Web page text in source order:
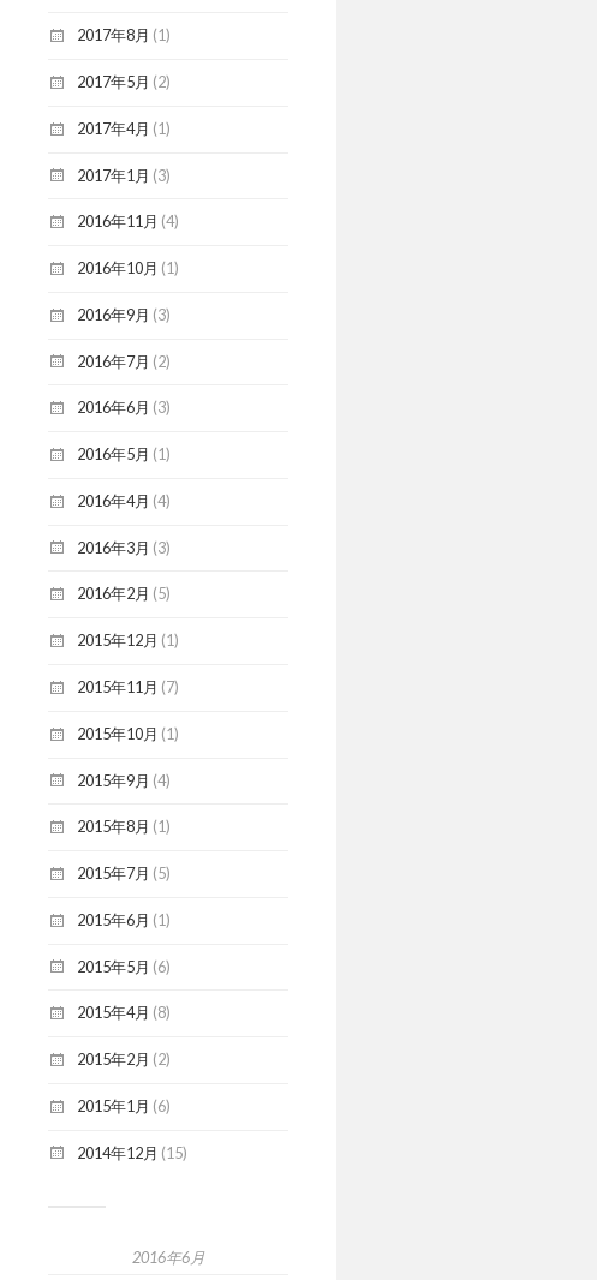
2017年8月 (1)
2017年5月 (2)
2017年4月 (1)
2017年1月 (3)
2016年11月 (4)
2016年10月 (1)
2016年9月 (3)
2016年7月 (2)
2016年6月 (3)
2016年5月 (1)
2016年4月 (4)
2016年3月 (3)
2016年2月 (5)
2015年12月 (1)
2015年11月 (7)
2015年10月 (1)
2015年9月 (4)
2015年8月 (1)
2015年7月 (5)
2015年6月 (1)
2015年5月 (6)
2015年4月 (8)
2015年2月 (2)
2015年1月 (6)
2014年12月 (15)
2016年6月